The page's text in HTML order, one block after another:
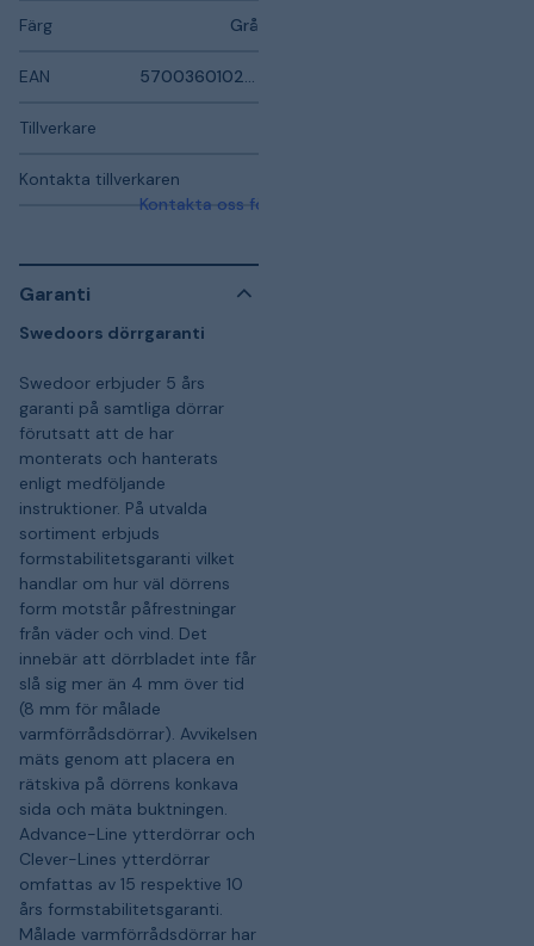
Färg Grå
EAN 5700360102004
Tillverkare
Kontakta tillverkaren
Kontakta oss för mer information
Garanti
Swedoors dörrgaranti
Swedoor erbjuder 5 års
garanti på samtliga dörrar
förutsatt att de har
monterats och hanterats
enligt medföljande
instruktioner. På utvalda
sortiment erbjuds
formstabilitetsgaranti vilket
handlar om hur väl dörrens
form motstår påfrestningar
från väder och vind. Det
innebär att dörrbladet inte får
slå sig mer än 4 mm över tid
(8 mm för målade
varmförrådsdörrar). Avvikelsen
mäts genom att placera en
rätskiva på dörrens konkava
sida och mäta buktningen.
Advance-Line ytterdörrar och
Clever-Lines ytterdörrar
omfattas av 15 respektive 10
års formstabilitetsgaranti.
Målade varmförrådsdörrar har